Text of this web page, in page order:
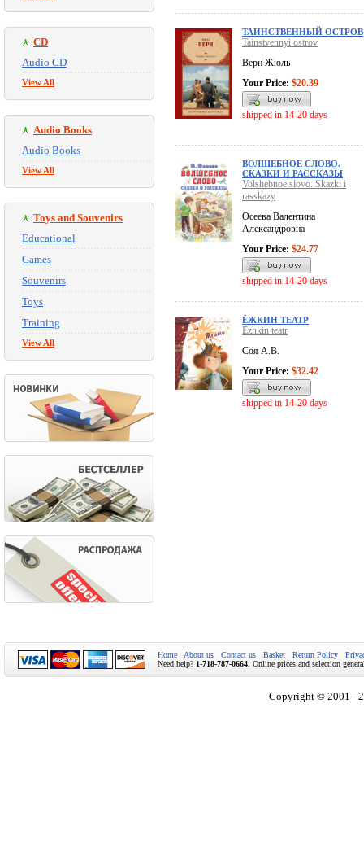
CD
Audio CD
View All
Audio Books
Audio Books
View All
Toys and Souvenirs
Educational
Games
Souvenirs
Toys
Training
View All
ТАИНСТВЕННЫЙ ОСТРОВ
Tainstvennyi ostrov
Верн Жюль
Your Price: $20.39
shipped in 14-20 days
ВОЛШЕБНОЕ СЛОВО.
СКАЗКИ И РАССКАЗЫ
Volshebnoe slovo. Skazki i
rasskazy
Осеева Валентина
Александровна
Your Price: $24.77
shipped in 14-20 days
ЁЖКИН ТЕАТР
Ezhkin teatr
Соя А.В.
Your Price: $32.42
shipped in 14-20 days
Home About us Contact us Basket Return Policy
Need help? 1-718-787-0664 . Online prices and selection
Copyright © 2001 -